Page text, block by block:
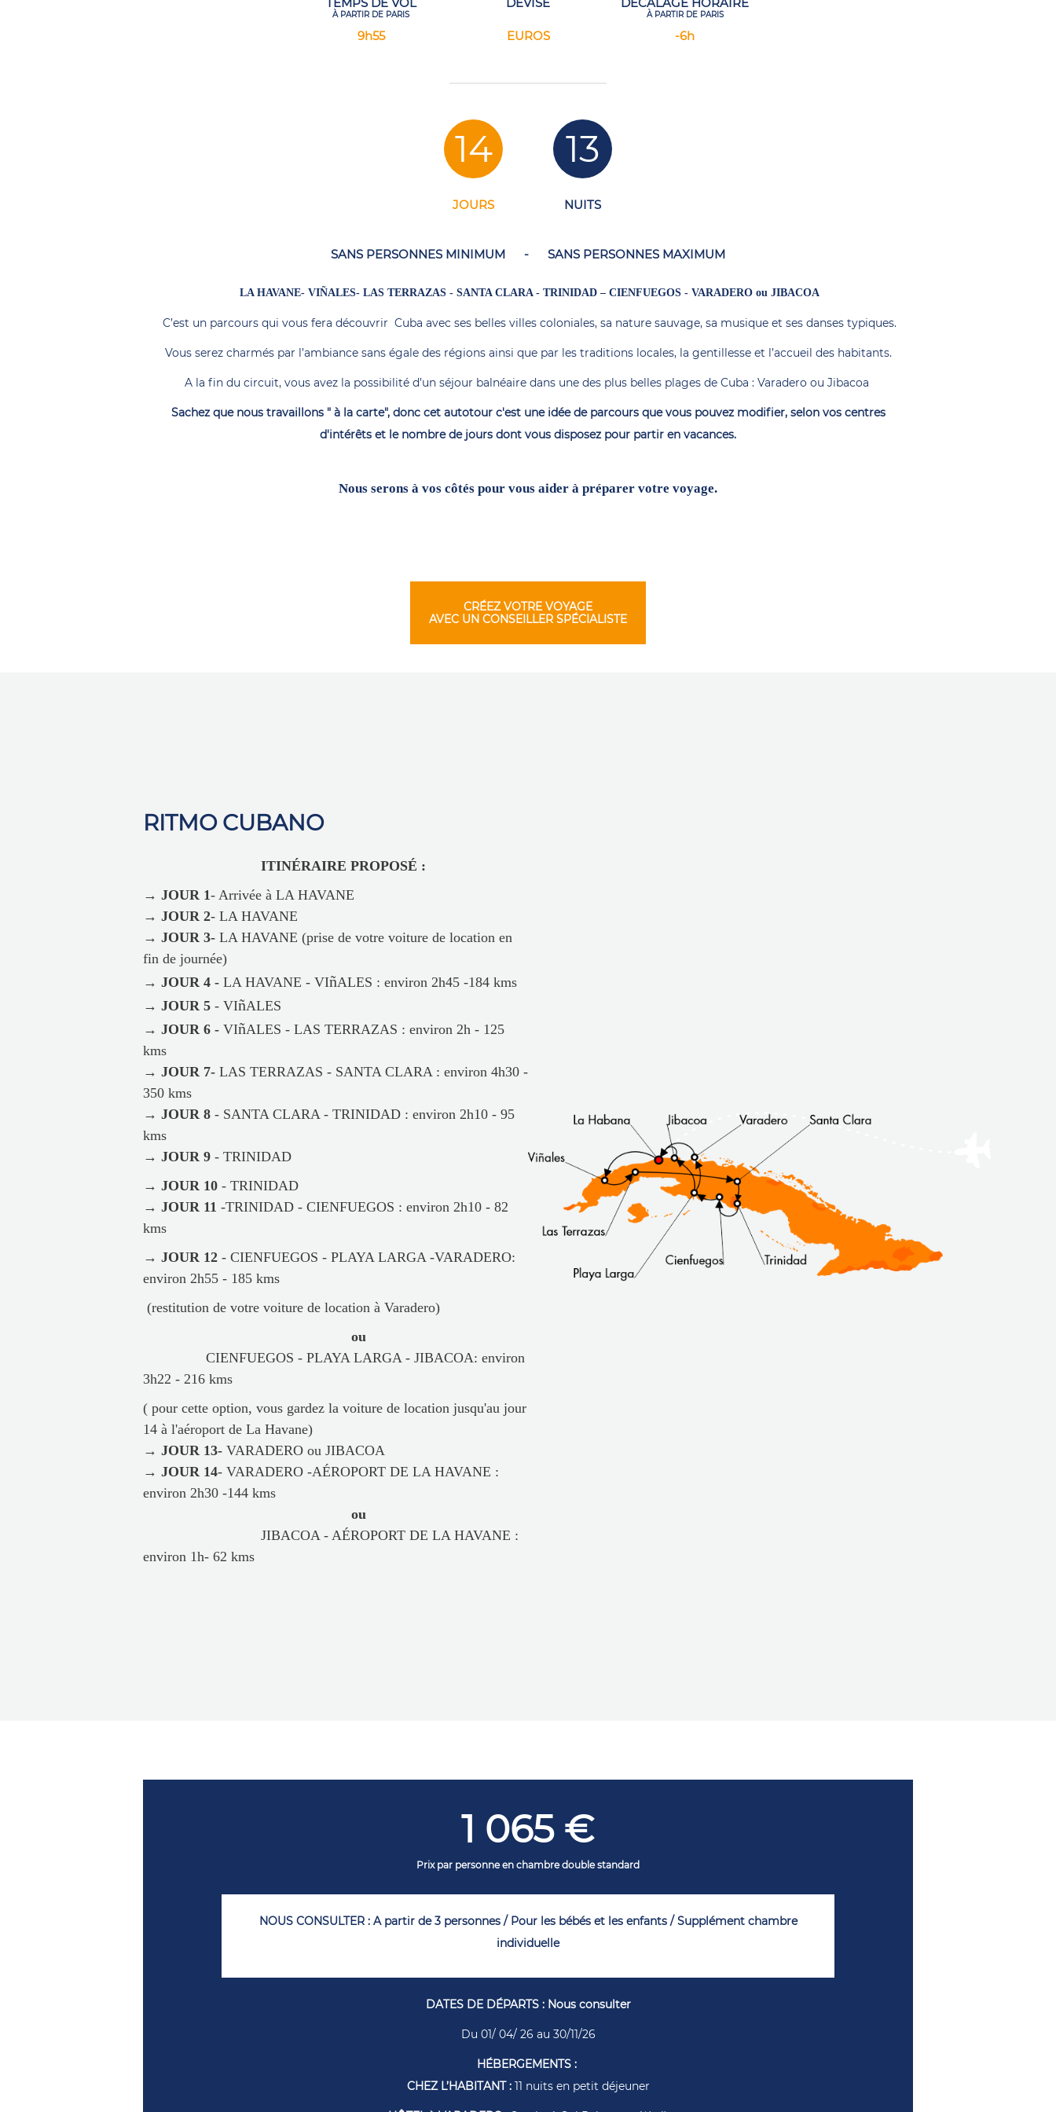
À PARTIR DE PARIS
9h55 EUROS
À PARTIR DE PARIS
-6h
14
JOURS
13
NUITS
SANS PERSONNES MINIMUM - SANS PERSONNES MAXIMUM
LA HAVANE- VIÑALES- LAS TERRAZAS - SANTA CLARA - TRINIDAD – CIENFUEGOS - VARADERO ou JIBACOA
C’est un parcours qui vous fera découvrir Cuba avec ses belles villes coloniales, sa nature sauvage, sa musique et ses danses typiques.
Vous serez charmés par l’ambiance sans égale des régions ainsi que par les traditions locales, la gentillesse et l’accueil des habitants.
A la fin du circuit, vous avez la possibilité d’un séjour balnéaire dans une des plus belles plages de Cuba : Varadero ou Jibacoa
Sachez que nous travaillons " à la carte", donc cet autotour c'est une idée de parcours que vous pouvez modifier, selon vos centres
d'intérêts et le nombre de jours dont vous disposez pour partir en vacances.
Nous serons à vos côtés pour vous aider à préparer votre voyage.
CRÉEZ VOTRE VOYAGE
AVEC UN CONSEILLER SPÉCIALISTE
RITMO CUBANO
ITINÉRAIRE PROPOSÉ :
→ JOUR 1- Arrivée à LA HAVANE
→ JOUR 2- LA HAVANE
→ JOUR 3- LA HAVANE (prise de votre voiture de location en
fin de journée)
→ JOUR 4 - LA HAVANE - VIñALES : environ 2h45 -184 kms
→ JOUR 5 - VIñALES
→ JOUR 6 - VIñALES - LAS TERRAZAS : environ 2h - 125
kms
→ JOUR 7- LAS TERRAZAS - SANTA CLARA : environ 4h30 -
350 kms
→ JOUR 8 - SANTA CLARA - TRINIDAD : environ 2h10 - 95
kms
→ JOUR 9 - TRINIDAD
→ JOUR 10 - TRINIDAD
→ JOUR 11 -TRINIDAD - CIENFUEGOS : environ 2h10 - 82
kms
→ JOUR 12 - CIENFUEGOS - PLAYA LARGA -VARADERO:
environ 2h55 - 185 kms
(restitution de votre voiture de location à Varadero)
ou
CIENFUEGOS - PLAYA LARGA - JIBACOA: environ
3h22 - 216 kms
( pour cette option, vous gardez la voiture de location jusqu'au jour
14 à l'aéroport de La Havane)
→ JOUR 13- VARADERO ou JIBACOA
→ JOUR 14- VARADERO -AÉROPORT DE LA HAVANE :
environ 2h30 -144 kms
ou
JIBACOA - AÉROPORT DE LA HAVANE :
environ 1h- 62 kms
1 065€
Prix par personne en chambre double standard
NOUS CONSULTER : A partir de 3 personnes / Pour les bébés et les enfants / Supplément chambre
individuelle
DATES DE DÉPARTS : Nous consulter
Du 01/ 04/ 26 au 30/11/26
HÉBERGEMENTS :
CHEZ L’HABITANT :11 nuits en petit déjeuner